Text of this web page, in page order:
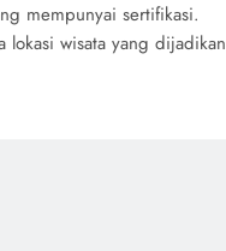
mempunyai sertifikasi.
wisata yang dijadikan